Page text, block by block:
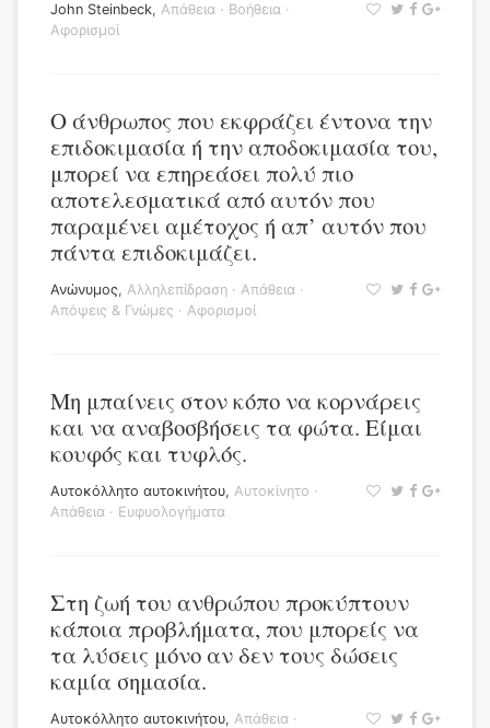
John Steinbeck, Απάθεια · Βοήθεια ·
Αφορισμοί
Ο άνθρωπος που εκφράζει έντονα την
επιδοκιμασία ή την αποδοκιμασία του,
μπορεί να επηρεάσει πολύ πιο
αποτελεσματικά από αυτόν που
παραμένει αμέτοχος ή απ’ αυτόν που
πάντα επιδοκιμάζει.
Ανώνυμος, Αλληλεπίδραση · Απάθεια ·
Απόψεις & Γνώμες · Αφορισμοί
Μη μπαίνεις στον κόπο να κορνάρεις
και να αναβοσβήσεις τα φώτα. Είμαι
κουφός και τυφλός.
Αυτοκόλλητο αυτοκινήτου, Αυτοκίνητο ·
Απάθεια · Ευφυολογήματα
Στη ζωή του ανθρώπου προκύπτουν
κάποια προβλήματα, που μπορείς να
τα λύσεις μόνο αν δεν τους δώσεις
καμία σημασία.
Αυτοκόλλητο αυτοκινήτου, Απάθεια ·